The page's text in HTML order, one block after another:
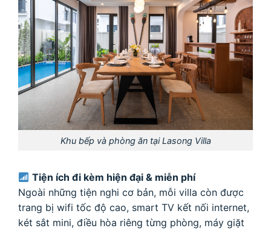
Khu bếp và phòng ăn tại Lasong Villa
Tiện ích đi kèm hiện đại & miễn phí
Ngoài những tiện nghi cơ bản, mỗi villa còn được
trang bị wifi tốc độ cao, smart TV kết nối internet,
két sắt mini, điều hòa riêng từng phòng, máy giặt